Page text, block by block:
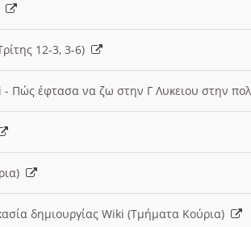
12-3, 3-6)
- Πώς έφτασα να ζω στην Γ Λυκειου στην
δημιουργίας Wiki (Τμήματα Κούρια)